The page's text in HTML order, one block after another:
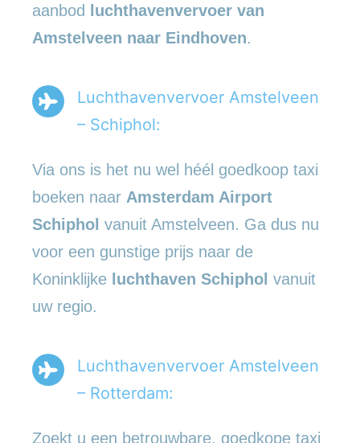
aanbod
luchthavenvervoer van
Amstelveen naar Eindhoven.
Luchthavenvervoer Amstelveen
– Schiphol:
Via ons is het nu wel héél goedkoop taxi
boeken naar Amsterdam Airport
Schiphol vanuit Amstelveen. Ga dus nu
voor een gunstige prijs naar de
Koninklijke luchthaven Schiphol vanuit
uw regio.
Luchthavenvervoer Amstelveen
– Rotterdam:
Zoekt u een betrouwbare, goedkope taxi